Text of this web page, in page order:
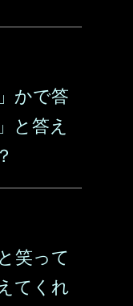
かで答
と答え
笑って
てくれ